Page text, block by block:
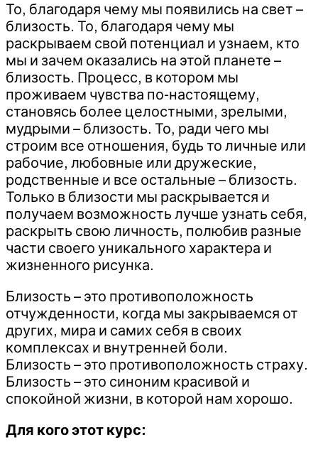
То, благодаря чему мы появились на свет –
близость. То, благодаря чему мы
раскрываем свой потенциал и узнаем, кто
мы и зачем оказались на этой планете –
близость. Процесс, в котором мы
проживаем чувства по-настоящему,
становясь более целостными, зрелыми,
мудрыми – близость. То, ради чего мы
строим все отношения, будь то личные или
рабочие, любовные или дружеские,
родственные и все остальные – близость.
Только в близости мы раскрывается и
получаем возможность лучше узнать себя,
раскрыть свою личность, полюбив разные
части своего уникального характера и
жизненного рисунка.
Близость – это противоположность
отчужденности, когда мы закрываемся от
других, мира и самих себя в своих
комплексах и внутренней боли.
Близость – это противоположность страху.
Близость – это синоним красивой и
спокойной жизни, в которой нам хорошо.
Для кого этот курс: